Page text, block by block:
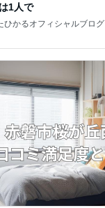
1人で
ひかるオフィシャルブログ